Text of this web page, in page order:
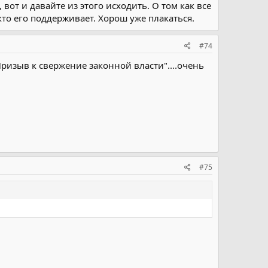
и давайте из этого исходить. О том как все
его поддерживает. Хорош уже плакаться.
#74
к свержение законной власти"....очень
#75